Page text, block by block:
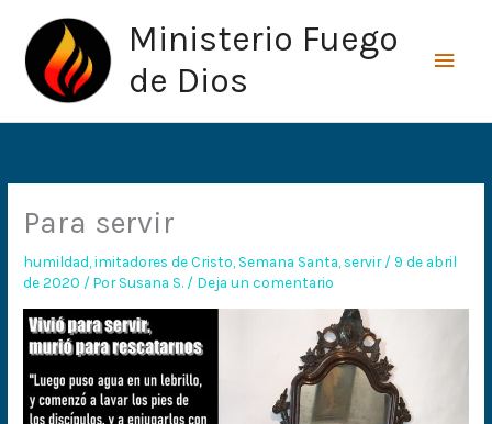
contenido
Ministerio Fuego
de Dios
Para servir
humildad ,imitadores de Cristo Semana Santa servir/9 de abril
de 2020 / PorSusana S. / Deja un comentario